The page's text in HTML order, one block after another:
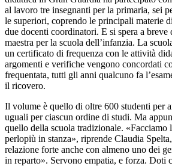
al lavoro tre insegnanti per la primaria, sei
le superiori, coprendo le principali materie
due docenti coordinatori. E si spera a breve
maestra per la scuola dell’infanzia. La
un certificato di frequenza con le attività
argomenti e verifiche vengono concordati
frequentata, tutti gli anni qualcuno fa
il ricovero.
Il volume è quello di oltre 600 studenti per
uguali per ciascun ordine di studi. Ma
quello della scuola tradizionale.
perlopiù in stanza», riprende Claudia
relazione forte anche con almeno uno dei
in reparto». Servono empatia, e forza. Doti